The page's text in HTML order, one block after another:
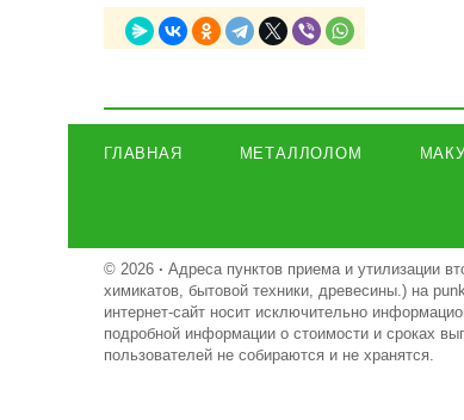
ГЛАВНАЯ МЕТАЛЛОЛОМ
© 2026 · Адреса пунктов приема и утилизации
химикатов, бытовой техники, древесины.) на
интернет-сайт носит исключительно
подробной информации о стоимости и сроках
пользователей не собираются и не хранятся.